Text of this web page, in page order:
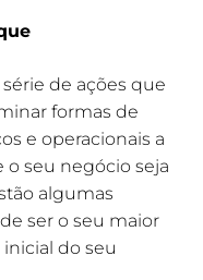
de ações que
formas de
e operacionais a
o seu negócio seja
algumas
ser o seu maior
do seu